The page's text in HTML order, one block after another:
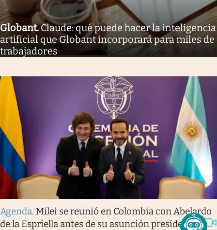
Globant.Claude: qué puede hacer la inteligencia
artificial que Globant incorporará para miles de
trabajadores
Agenda. Milei se reunió en Colombia con Abelardo
de la Espriella antes de su asunción presidencial